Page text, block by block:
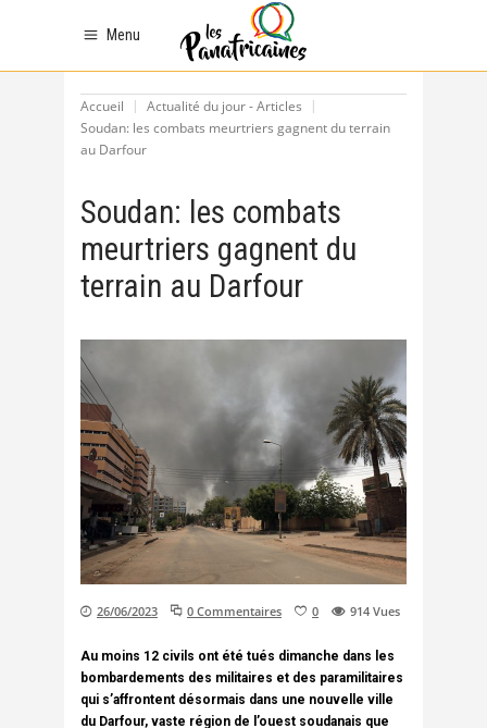
Menu
Accueil
Actualité du jour - Articles
Soudan: les combats meurtriers gagnent du terrain
au Darfour
Soudan: les combats
meurtriers gagnent du
terrain au Darfour
26/06/2023 0 Commentaires 0 914 Vues
Au moins 12 civils ont été tués dimanche dans les
bombardements des militaires et des paramilitaires
qui s’affrontent désormais dans une nouvelle ville
du Darfour, vaste région de l’ouest soudanais que